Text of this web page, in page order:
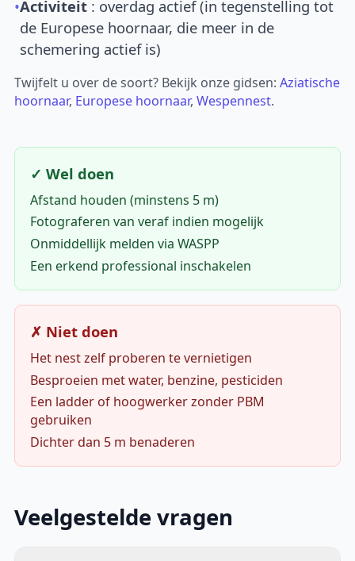
•Activiteit : overdag actief (in tegenstelling tot
de Europese hoornaar, die meer in de
schemering actief is)
Twijfelt u over de soort? Bekijk onze gidsen:Aziatische
hoornaar, Europese hoornaar,Wespennest.
✓ Wel doen
Afstand houden (minstens 5 m)
Fotograferen van veraf indien mogelijk
Onmiddellijk melden via WASPP
Een erkend professional inschakelen
✗ Niet doen
Het nest zelf proberen te vernietigen
Besproeien met water, benzine, pesticiden
Een ladder of hoogwerker zonder PBM
gebruiken
Dichter dan 5 m benaderen
Veelgestelde vragen